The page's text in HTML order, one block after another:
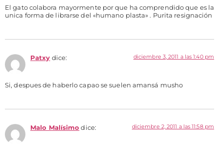
El gato colabora mayormente por que ha comprendido que es la
unica forma de librarse del «humano plasta» . Purita resignación
Patxy dice: diciembre 3, 2011 a las 1:40 pm
Si, despues de haberlo capao se suelen amansá musho
Malo Malísimo dice: diciembre 2, 2011 a las 11:58 pm